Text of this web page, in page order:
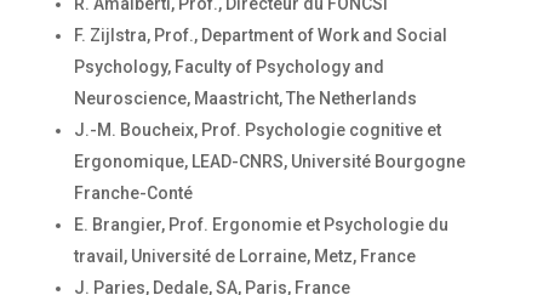
F. Zijlstra, Prof., Department of Work and Social
Psychology, Faculty of Psychology and
Neuroscience, Maastricht, The Netherlands
J.-M. Boucheix, Prof. Psychologie cognitive et
Ergonomique, LEAD-CNRS, Université Bourgogne
Franche-Conté
E. Brangier, Prof. Ergonomie et Psychologie du
travail, Université de Lorraine, Metz, France
J. Paries, Dedale, SA, Paris, France